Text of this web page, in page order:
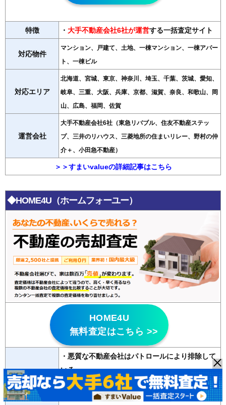
特徴 ・ 大手不動産会社6社が運営する一括査定サイト
対応物件
マンション、戸建て、土地、一棟マンション、一棟アパー
ト、一棟ビル
対応エリア
北海道、宮城、東京、神奈川、埼玉、千葉、茨城、愛知、
岐阜、三重、大阪、兵庫、京都、滋賀、奈良、和歌山、岡
山、広島、福岡、佐賀
運営会社
大手不動産会社6社（東急リバブル、住友不動産ステッ
プ、三井のリハウス、三菱地所の住まいリレー、野村の仲
介＋、小田急不動産）
＞＞すまいvalueの詳細記事はこちら
◆HOME4U（ホームフォーユー）
HOME4U
無料査定はこちら >>
特徴
・悪質な不動産会社はパトロールにより排除して
いる
・ 20年以上の運営歴 があり信頼性が高い
・2500社の登録会社から最大6社の査定が無料で